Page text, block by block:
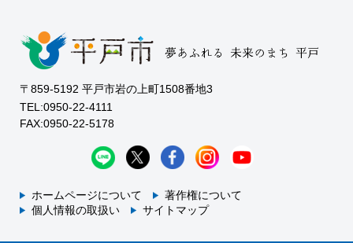
〒859-5192 平戸市岩の上町1508番地3
TEL:0950-22-4111
FAX:0950-22-5178
ホームページについて
著作権について
個人情報の取扱い
サイトマップ